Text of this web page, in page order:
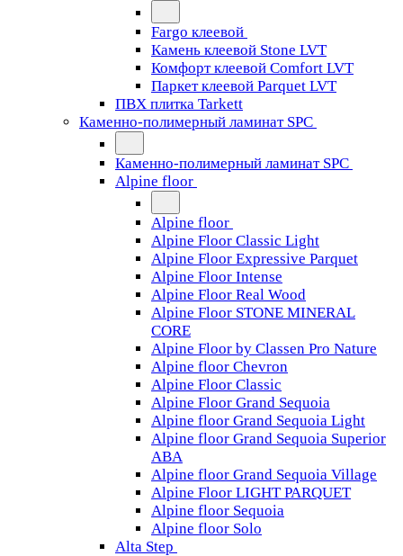
Fargo клеевой
Камень клеевой Stone LVT
Комфорт клеевой Comfort LVT
Паркет клеевой Parquet LVT
ПВХ плитка Tarkett
Каменно-полимерный ламинат SPC
Каменно-полимерный ламинат SPC
Alpine floor
Alpine floor
Alpine Floor Classic Light
Alpine Floor Expressive Parquet
Alpine Floor Intense
Alpine Floor Real Wood
Alpine Floor STONE MINERAL
CORE
Alpine Floor by Classen Pro Nature
Alpine floor Chevron
Alpine Floor Classic
Alpine Floor Grand Sequoia
Alpine floor Grand Sequoia Light
Alpine floor Grand Sequoia Superior
ABA
Alpine floor Grand Sequoia Village
Alpine Floor LIGHT PARQUET
Alpine floor Sequoia
Alpine floor Solo
Alta Step